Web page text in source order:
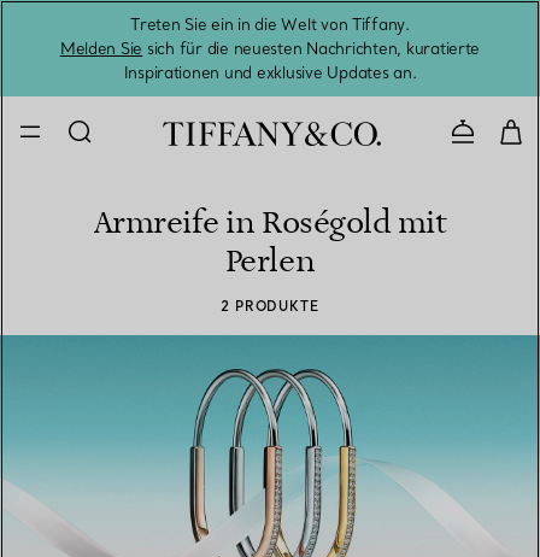
Treten Sie ein in die Welt von Tiffany.
Melden Sie sich für die neuesten Nachrichten, kuratierte
Inspirationen und exklusive Updates an.
Armreife in Roségold mit
Perlen
2 PRODUKTE